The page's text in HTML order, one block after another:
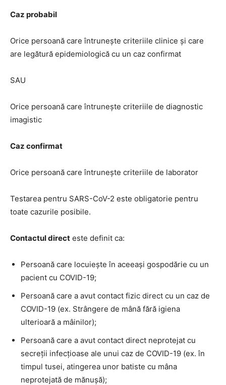
Caz probabil
Orice persoană care întrunește criteriile clinice și care
are legătură epidemiologică cu un caz confirmat
SAU
Orice persoană care întrunește criteriile de diagnostic
imagistic
Caz confirmat
Orice persoană care întrunește criteriile de laborator
Testarea pentru SARS-CoV-2 este obligatorie pentru
toate cazurile posibile.
Contactul direct este definit ca:
Persoană care locuiește în aceeași gospodărie cu un
pacient cu COVID-19;
Persoană care a avut contact fizic direct cu un caz de
COVID-19 (ex. Strângere de mână fără igiena
ulterioară a mâinilor);
Persoană care a avut contact direct neprotejat cu
secreții infecțioase ale unui caz de COVID-19 (ex. în
timpul tusei, atingerea unor batiste cu mâna
neprotejată de mănușă);